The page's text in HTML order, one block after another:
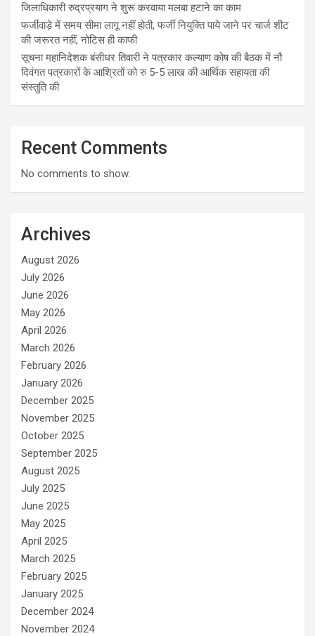
जिलाधिकारी रुद्रप्रयाग ने शुरू करवाया मलबा हटाने का काम
फर्जीवाड़े में समय सीमा लागू नहीं होती, फर्जी नियुक्ति पाये जाने पर चार्ज शीट
की जरूरत नहीं, नोटिस ही काफी
सूचना महानिदेशक बंसीधर तिवारी ने पत्रकार कल्याण कोष की बैठक में नौ
दिवंगत पत्रकारों के आश्रितों को रु 5-5 लाख की आर्थिक सहायता की
संस्तुति की
Recent Comments
No comments to show.
Archives
August 2026
July 2026
June 2026
May 2026
April 2026
March 2026
February 2026
January 2026
December 2025
November 2025
October 2025
September 2025
August 2025
July 2025
June 2025
May 2025
April 2025
March 2025
February 2025
January 2025
December 2024
November 2024